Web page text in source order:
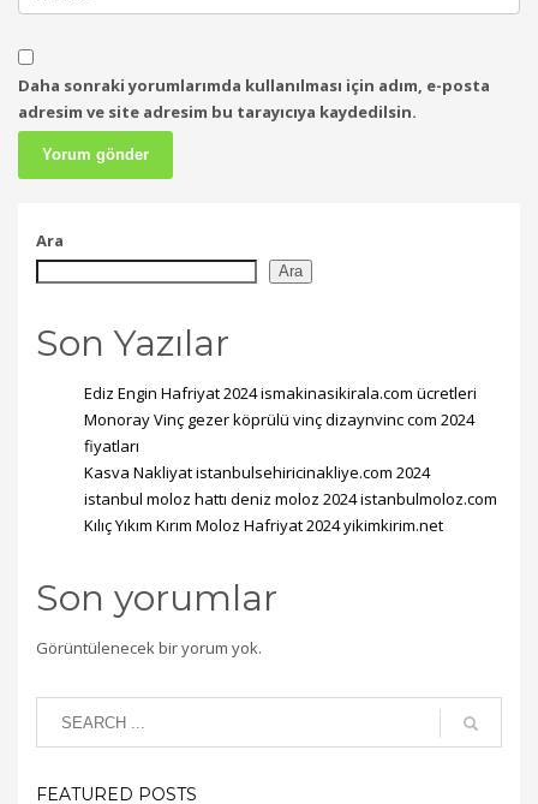
Daha sonraki yorumlarımda kullanılması için adım, e-posta
adresim ve site adresim bu tarayıcıya kaydedilsin.
Ara
Ara
Son Yazılar
Ediz Engin Hafriyat 2024 ismakinasikirala.com ücretleri
Monoray Vinç gezer köprülü vinç dizaynvinc com 2024
fiyatları
Kasva Nakliyat istanbulsehiricinakliye.com 2024
istanbul moloz hattı deniz moloz 2024 istanbulmoloz.com
Kılıç Yıkım Kırım Moloz Hafriyat 2024 yikimkirim.net
Son yorumlar
Görüntülenecek bir yorum yok.
FEATURED POSTS